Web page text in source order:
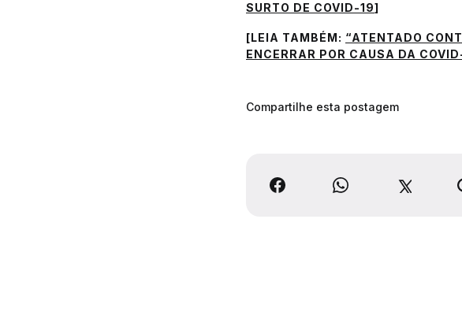
SURTO DE COVID-19]
[LEIA TAMBÉM: “ATENTADO
ENCERRAR POR CAUSA DA
Compartilhe esta postagem